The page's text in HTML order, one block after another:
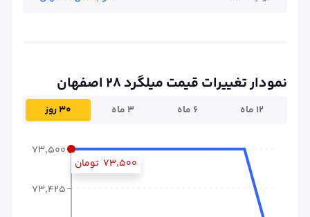
نمودار تغییرات قیمت میلگرد ۲۸ اصفهان
۱۲ ماه ۶ ماه ۳ ماه ۳۰ روز
۷۳٬۴۲۵
۷۳٬۵۰۰
۷۳٬۵۰۰ تومان